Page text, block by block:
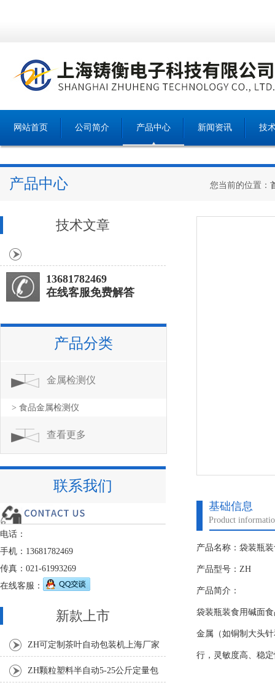
网站首页 公司简介 产品中心 新闻资讯 技
产品中心 您当前的位置：
基础信息
Product
产品名称：袋装瓶
产品型号：ZH
产品简介：
袋装瓶装食用碱面
金属（如铜制大头
行，灵敏度高、稳
技术文章
13681782469
在线客服免费解答
产品分类
金属检测仪
> 食品金属检测仪
查看更多
联系我们
电话：
手机：13681782469
传真：021-61993269
在线客服：
新款上市
ZH可定制茶叶自动包装机上海厂家
ZH颗粒塑料半自动5-25公斤定量包